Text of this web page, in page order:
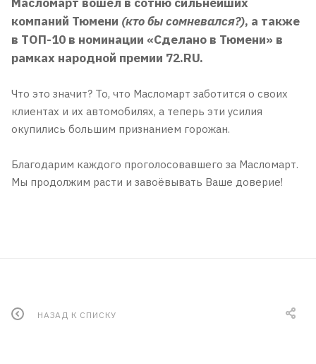
компаний Тюмени (кто бы сомневался?), а также
в ТОП-10 в номинации «Сделано в Тюмени» в
рамках народной премии 72.RU.
Что это значит? То, что Масломарт заботится о своих
клиентах и их автомобилях, а теперь эти усилия
окупились большим признанием горожан.
Благодарим каждого проголосовавшего за Масломарт.
Мы продолжим расти и завоёвывать Ваше доверие!
НАЗАД К СПИСКУ